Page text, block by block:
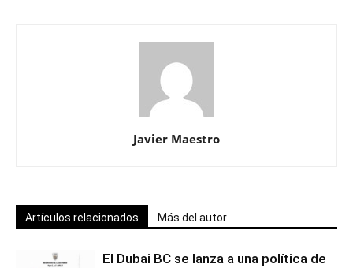
Javier Maestro
Artículos relacionados Más del autor
El Dubai BC se lanza a una política de